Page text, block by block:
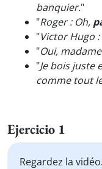
banquier."
"Roger : Oh,
"Victor Hugo :
"Oui,
"Je bois juste
comme tout
Ejercicio 1
Regardez la